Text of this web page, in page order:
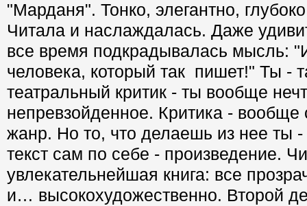
"Марданя". Тонко, элегантно,
Читала и наслаждалась. Даже
все время подкрадывалась мысль:
человека, который так пишет!" Ты -
театральный критик - ты вообще
непревзойденное. Критика - вообще
жанр. Но то, что делаешь из нее ты -
текст сам по себе - произведение.
увлекательнейшая книга: все
и… высокохудожественно. Второй